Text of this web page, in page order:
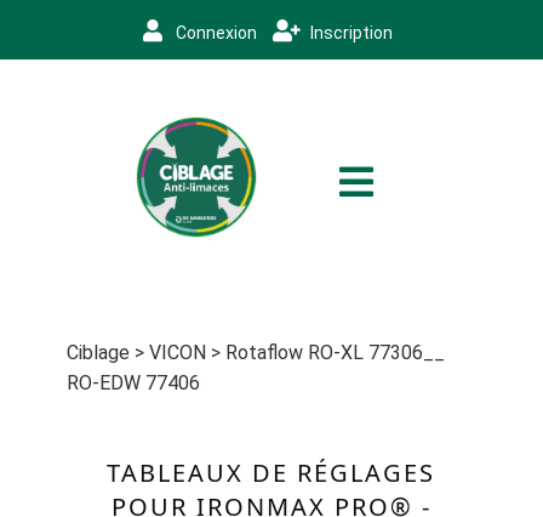
Connexion Inscription
Ciblage > VICON> Rotaflow RO-XL 77306__
RO-EDW 77406
TABLEAUX DE RÉGLAGES
POUR IRONMAX PRO® -